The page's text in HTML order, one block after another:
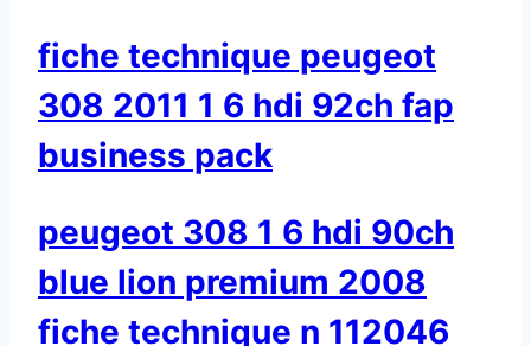
fiche technique peugeot
308 2011 1 6 hdi 92ch fap
business pack
peugeot 308 1 6 hdi 90ch
blue lion premium 2008
fiche technique n 112046